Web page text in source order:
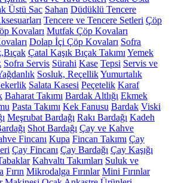
Üstü Sac Sahan Düdüklü Tencere
Tencere ve Tencere Setleri Çöp
Kovaları Mutfak Çöp Kovaları
Dolap İçi Çöp Kovaları Sofra
Çatal Kaşık Bıçak Takımı Yemek
Sofra Servis Sürahi Kase Tepsi Servis ve
Sosluk, ReçellikYumurtalık
Salata Kasesi Peçetelik Karaf
Baharat Takımı Bardak Altlığı Ekmek
Pasta Takımı Kek Fanusu Bardak Viski
Meşrubat Bardağı Rakı Bardağı Kadeh
Shot Bardağı Çay ve Kahve
Fincanı Kupa Fincan Takımı Çay
Çay Fincanı Çay Bardağı Çay Kaşığı
Kahvaltı Takımları Suluk ve
Fırın Mikrodalga Fırınlar Mini Fırınlar